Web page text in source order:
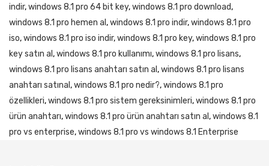
indir,windows 8.1 pro 64 bit key,windows 8.1 pro download,
windows 8.1 pro hemen al ,windows 8.1 pro indir,windows 8.1 pro
iso,windows 8.1 pro iso indir,windows 8.1 pro key,windows 8.1 pro
key satın al ,windows 8.1 pro kullanımı,windows 8.1 pro lisans,
windows 8.1 pro lisans anahtarı satın al ,windows 8.1 pro lisans
anahtarı satınal ,windows 8.1 pro nedir?,windows 8.1 pro
özellikleri,windows 8.1 pro sistem gereksinimleri,windows 8.1 pro
ürün anahtarı,windows 8.1 pro ürün anahtarı satın al ,windows 8.1
pro vs enterprise,windows 8.1 pro vs windows 8.1 Enterprise